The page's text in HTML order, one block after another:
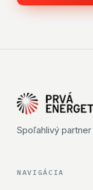
Spoľahlivý
NAVIGÁCIA